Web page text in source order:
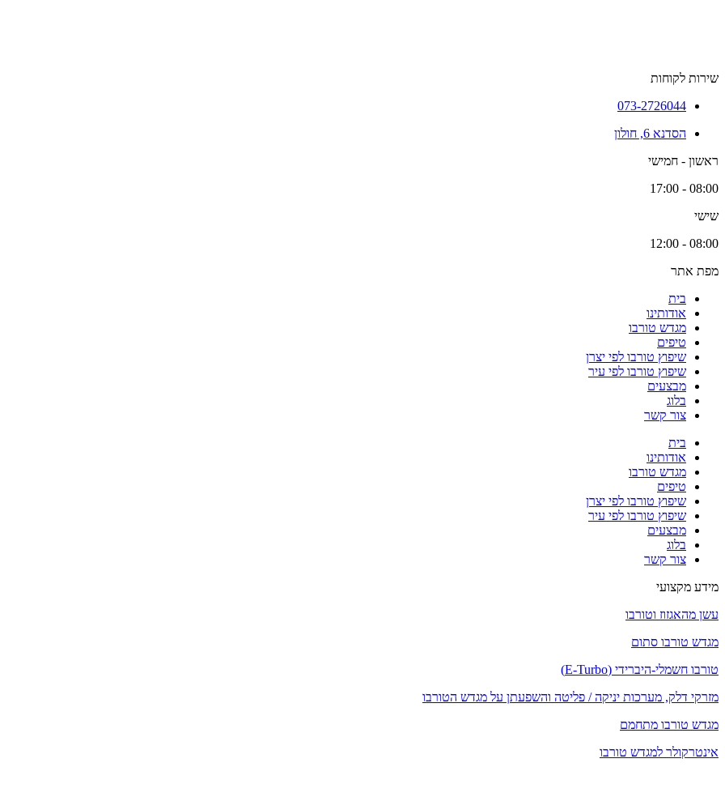
שירות לקוחות
073-2726044
הסדנא 6, חולון
ראשון - חמישי
08:00 - 17:00
שישי
08:00 - 12:00
מפת אתר
בית
אודותינו
מגדש טורבו
טיפים
שיפוץ טורבו לפי יצרן
שיפוץ טורבו לפי עיר
מבצעים
בלוג
צור קשר
בית
אודותינו
מגדש טורבו
טיפים
שיפוץ טורבו לפי יצרן
שיפוץ טורבו לפי עיר
מבצעים
בלוג
צור קשר
מידע מקצועי
עשן מהאגזוז וטורבו
מגדש טורבו סתום
טורבו חשמלי-היברידי (E-Turbo)
מזרקי דלק, מערכות יניקה / פליטה והשפעתן על מגדש הטורבו
מגדש טורבו מתחמם
אינטרקולר למגדש טורבו